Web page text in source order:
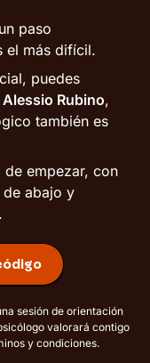
paso
el más difícil.
puedes
Alessio Rubino,
también es
de empezar, con
abajo y
sesión de orientación
valorará contigo
y condiciones.